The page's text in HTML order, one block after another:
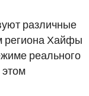
различные
региона Хайфы
реального